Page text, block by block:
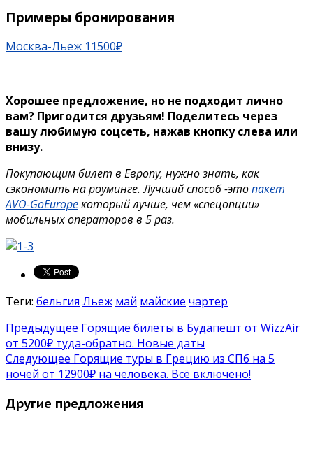
Примеры бронирования
Москва-Льеж 11500₽
Хорошее предложение, но не подходит лично
вам? Пригодится друзьям! Поделитесь через
вашу любимую соцсеть, нажав кнопку слева или
внизу.
Покупающим билет в Европу, нужно знать, как
сэкономить на роуминге. Лучший способ -этопакет
AVO-GoEuropeкоторый лучше, чем «спецопции»
мобильных операторов в 5 раз.
Теги: бельгия Льеж май майские чартер
Предыдущее Горящие билеты в Будапешт от WizzAir
от 5200₽ туда-обратно. Новые даты
Следующее Горящие туры в Грецию из СПб на 5
ночей от 12900₽ на человека. Всё включено!
Другие предложения